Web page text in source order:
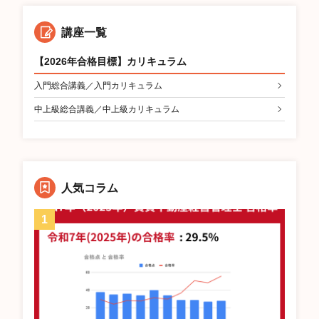
講座一覧
【2026年合格目標】カリキュラム
入門総合講義／入門カリキュラム
中上級総合講義／中上級カリキュラム
人気コラム